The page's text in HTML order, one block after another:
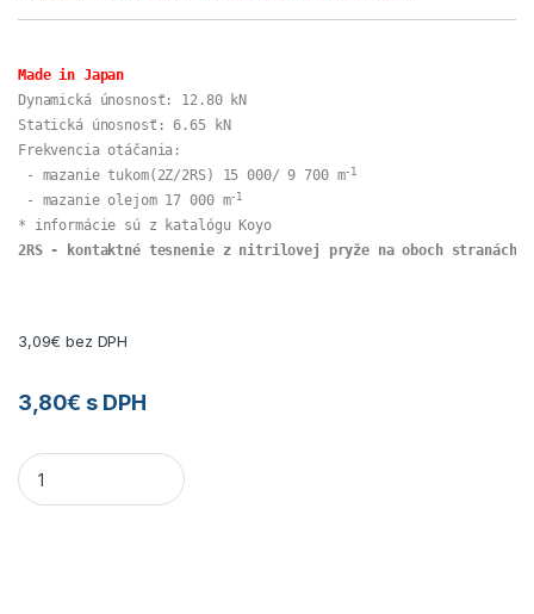
Made in Japan
Dynamická únosnosť: 12.80 kN
Statická únosnosť: 6.65 kN
Frekvencia otáčania:
- mazanie tukom(2Z/2RS) 15 000/ 9 700 m
- mazanie olejom 17 000 m
* informácie sú z katalógu Koyo
2RS - kontaktné tesnenie z nitrilovej pryže na oboch stranách
3,09€ bez DPH
3,80€ s DPH
Ložisko 6204 2RS Koyo 20x47x14 quantity